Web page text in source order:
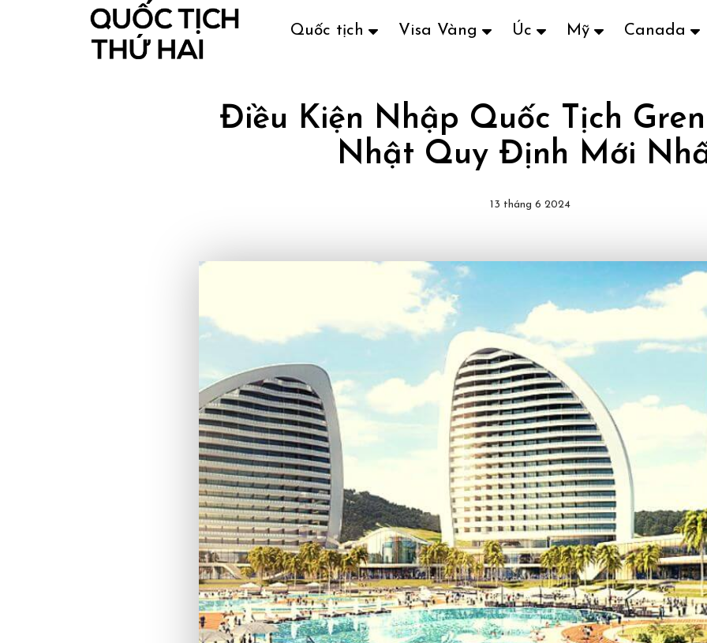
Quốc tịch Visa Vàng Úc Mỹ Canada
Điều Kiện Nhập Quốc Tịch
Nhật Quy Định Mới
13 tháng 6 2024